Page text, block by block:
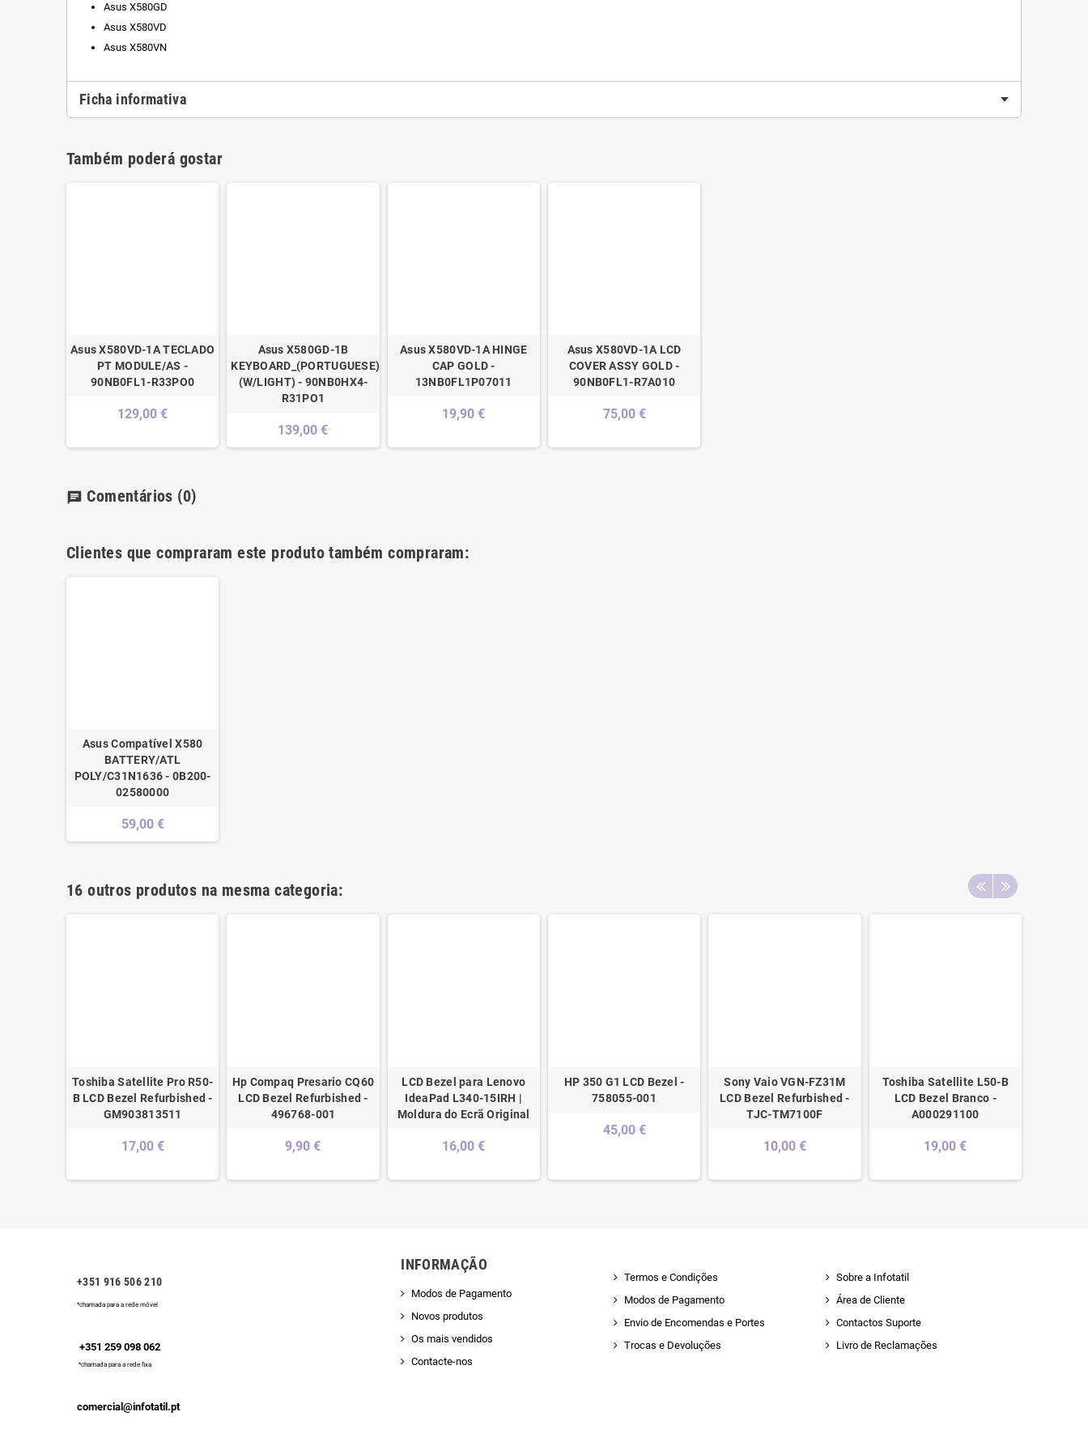
Asus X580GD
Asus X580VD
Asus X580VN
Ficha informativa
Também poderá gostar
Asus X580VD-1A TECLADO
PT MODULE/AS -
90NB0FL1-R33PO0
129,00 €
Asus X580GD-1B
KEYBOARD_(PORTUGUESE)_MODULE/AS
(W/LIGHT) - 90NB0HX4-
R31PO1
139,00 €
Asus X580VD-1A HINGE
CAP GOLD -
13NB0FL1P07011
19,90 €
Asus X580VD-1A LCD
COVER ASSY GOLD -
90NB0FL1-R7A010
75,00 €
chat Comentários (0)
Clientes que compraram este produto também compraram:
Asus Compatível X580
BATTERY/ATL
POLY/C31N1636 - 0B200-
02580000
59,00 €
16 outros produtos na mesma categoria:
Toshiba Satellite Pro R50-
B LCD Bezel Refurbished -
GM903813511
17,00 €
Hp Compaq Presario CQ60
LCD Bezel Refurbished -
496768-001
9,90 €
LCD Bezel para Lenovo
IdeaPad L340-15IRH |
Moldura do Ecrã Original
16,00 €
HP 350 G1 LCD Bezel -
758055-001
45,00 €
Sony Vaio VGN-FZ31M
LCD Bezel Refurbished -
TJC-TM7100F
10,00 €
Toshiba Satellite L50-B
LCD Bezel Branco -
A000291100
19,00 €
+351 916 506 210
*chamada para a rede móvel
+351 259 098 062
*chamada para a rede fixa
comercial@infotatil.pt
INFORMAÇÃO
Modos de Pagamento
Novos produtos
Os mais vendidos
Contacte-nos
Termos e Condições
Modos de Pagamento
Envio de Encomendas e Portes
Trocas e Devoluções
Sobre a Infotatil
Área de Cliente
Contactos Suporte
Livro de Reclamações